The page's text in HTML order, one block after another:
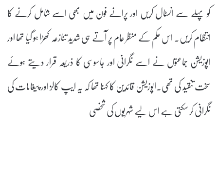
کو پہلے سے انسٹال کریں اور پرانے فون میں بھی اسے شامل کرنے کا
انتظام کریں۔ اس حکم کے منظر عام پر آتے ہی شدید تنازعہ کھڑا ہو گیا تھا اور
اپوزیشن جماعتوں نے اسے نگرانی اور جاسوسی کا ذریعہ قرار دیتے ہوئے
سخت تنقید کی تھی۔اپوزیشن قائدین کا کہنا تھا کہ یہ ایپ کالز اور پیغامات کی
نگرانی کر سکتی ہے اس لیے شہریوں کی شخصی